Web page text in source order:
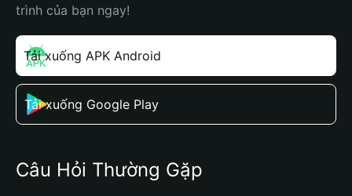
trình của bạn ngay!
Tải xuống APK Android
Tải xuống Google Play
Câu Hỏi Thường Gặp